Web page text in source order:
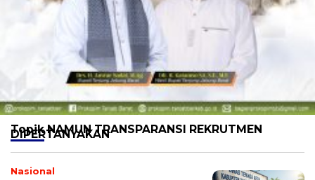
Topik NAMUN TRANSPARANSI REKRUTMEN
DIPERTANYAKAN
Nasional